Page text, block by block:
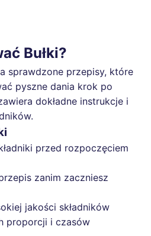
Bułki?
sprawdzone przepisy, które
pyszne dania krok po
dokładne instrukcje i
przed rozpoczęciem
zanim zaczniesz
jakości składników
proporcji i czasów